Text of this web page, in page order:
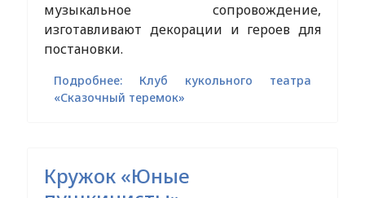
музыкальное сопровождение,
изготавливают декорации и героев для
постановки.
Подробнее: Клуб кукольного театра
«Сказочный теремок»
Кружок «Юные